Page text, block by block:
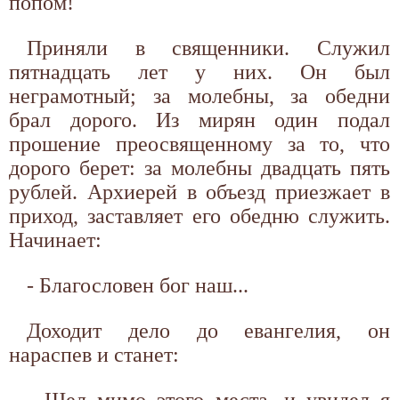
Приняли в священники. Служил
пятнадцать лет у них. Он был
неграмотный; за молебны, за обедни
брал дорого. Из мирян один подал
прошение преосвященному за то, что
дорого берет: за молебны двадцать пять
рублей. Архиерей в объезд приезжает в
приход, заставляет его обедню служить.
Начинает:
- Благословен бог наш...
Доходит дело до евангелия, он
нараспев и станет: